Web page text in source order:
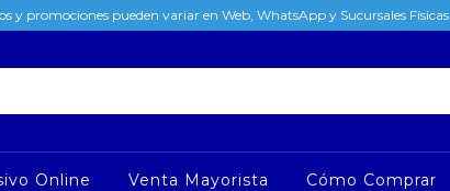
y promociones pueden variar en Web, WhatsApp y Sucursales Físicas
Online Venta Mayorista Cómo Comprar